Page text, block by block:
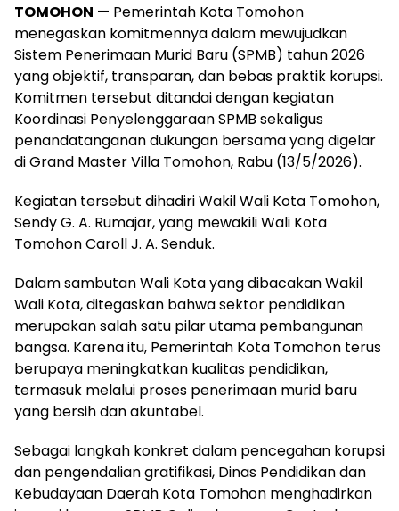
TOMOHON — Pemerintah Kota Tomohon
menegaskan komitmennya dalam mewujudkan
Sistem Penerimaan Murid Baru (SPMB) tahun 2026
yang objektif, transparan, dan bebas praktik korupsi.
Komitmen tersebut ditandai dengan kegiatan
Koordinasi Penyelenggaraan SPMB sekaligus
penandatanganan dukungan bersama yang digelar
di Grand Master Villa Tomohon, Rabu (13/5/2026).
Kegiatan tersebut dihadiri Wakil Wali Kota Tomohon,
Sendy G. A. Rumajar, yang mewakili Wali Kota
Tomohon Caroll J. A. Senduk.
Dalam sambutan Wali Kota yang dibacakan Wakil
Wali Kota, ditegaskan bahwa sektor pendidikan
merupakan salah satu pilar utama pembangunan
bangsa. Karena itu, Pemerintah Kota Tomohon terus
berupaya meningkatkan kualitas pendidikan,
termasuk melalui proses penerimaan murid baru
yang bersih dan akuntabel.
Sebagai langkah konkret dalam pencegahan korupsi
dan pengendalian gratifikasi, Dinas Pendidikan dan
Kebudayaan Daerah Kota Tomohon menghadirkan